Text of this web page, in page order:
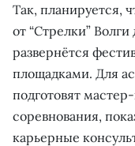
Так, планируется,
от “Стрелки”
развернётся
площадками. Для
подготовят
соревнования,
карьерные